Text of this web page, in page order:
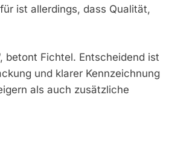
ist allerdings, dass Qualität,
betont Fichtel. Entscheidend ist
und klarer Kennzeichnung
als auch zusätzliche